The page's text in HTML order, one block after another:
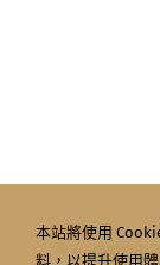
© Copyright
本站將使用
料，以提升使用